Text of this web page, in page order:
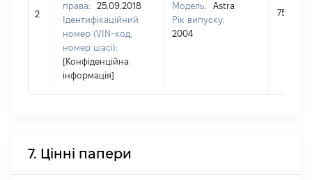
2
права:
25.09.2018
Ідентифікаційний
номер (VIN-код,
номер шасі):
[Конфіденційна
інформація]
Модель:
Astra
Рік випуску:
2004
75000
7. Цінні папери